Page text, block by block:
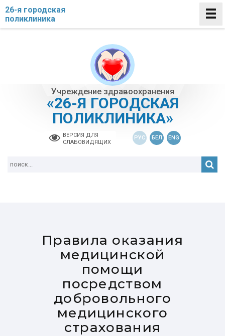
Учреждение здравоохранения
«26-Я ГОРОДСКАЯ
ПОЛИКЛИНИКА»
ВЕРСИЯ ДЛЯ
СЛАБОВИДЯЩИХ
РУС БЕЛ ENG
26-я городская
поликлиника
Правила оказания
медицинской
помощи
посредством
добровольного
медицинского
страхования